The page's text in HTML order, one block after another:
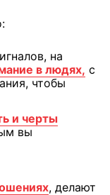
на
в людях, с
чтобы
и черты
вы
, делают